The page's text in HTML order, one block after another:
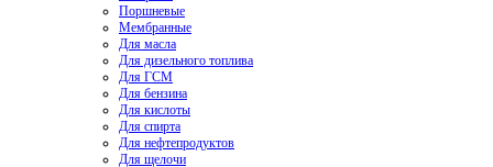
Поршневые
Мембранные
Для масла
Для дизельного топлива
Для ГСМ
Для бензина
Для кислоты
Для спирта
Для нефтепродуктов
Для щелочи